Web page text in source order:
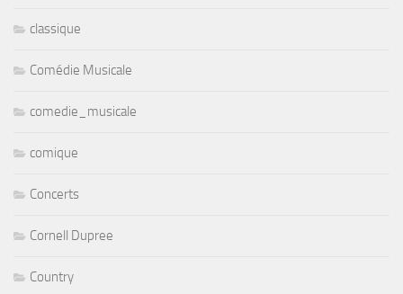
classique
Comédie Musicale
comedie_musicale
comique
Concerts
Cornell Dupree
Country